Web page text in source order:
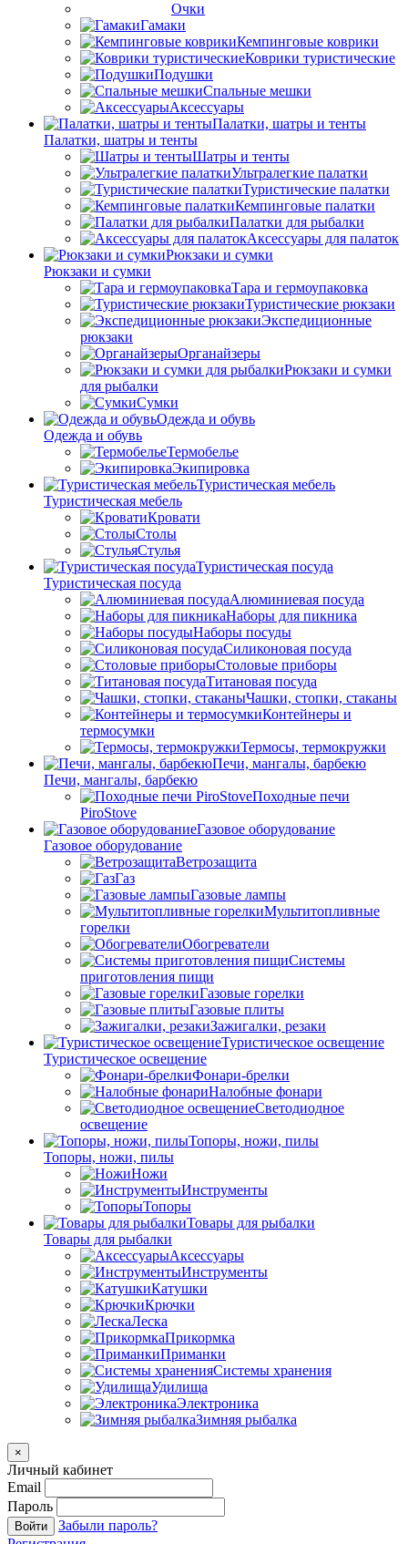
Очки
Гамаки
Кемпинговые коврики
Коврики туристические
Подушки
Спальные мешки
Аксессуары
Палатки, шатры и тенты
Палатки, шатры и тенты
Шатры и тенты
Ультралегкие палатки
Туристические палатки
Кемпинговые палатки
Палатки для рыбалки
Аксессуары для палаток
Рюкзаки и сумки
Рюкзаки и сумки
Тара и гермоупаковка
Туристические рюкзаки
Экспедиционные
рюкзаки
Органайзеры
Рюкзаки и сумки
для рыбалки
Сумки
Одежда и обувь
Одежда и обувь
Термобелье
Экипировка
Туристическая мебель
Туристическая мебель
Кровати
Столы
Стулья
Туристическая посуда
Туристическая посуда
Алюминиевая посуда
Наборы для пикника
Наборы посуды
Силиконовая посуда
Столовые приборы
Титановая посуда
Чашки, стопки, стаканы
Контейнеры и
термосумки
Термосы, термокружки
Печи, мангалы, барбекю
Печи, мангалы, барбекю
Походные печи
PiroStove
Газовое оборудование
Газовое оборудование
Ветрозащита
Газ
Газовые лампы
Мультитопливные
горелки
Обогреватели
Системы
приготовления пищи
Газовые горелки
Газовые плиты
Зажигалки, резаки
Туристическое освещение
Туристическое освещение
Фонари-брелки
Налобные фонари
Светодиодное
освещение
Топоры, ножи, пилы
Топоры, ножи, пилы
Ножи
Инструменты
Топоры
Товары для рыбалки
Товары для рыбалки
Аксессуары
Инструменты
Катушки
Крючки
Леска
Прикормка
Приманки
Системы хранения
Удилища
Электроника
Зимняя рыбалка
×
Личный кабинет
Email
Пароль
Войти
Забыли пароль?